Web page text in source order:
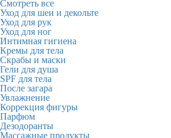
Смотреть все
Уход для шеи и декольте
Уход для рук
Уход для ног
Интимная гигиена
Кремы для тела
Скрабы и маски
Гели для душа
SPF для тела
После загара
Увлажнение
Коррекция фигуры
Парфюм
Дезодоранты
Массажные продукты